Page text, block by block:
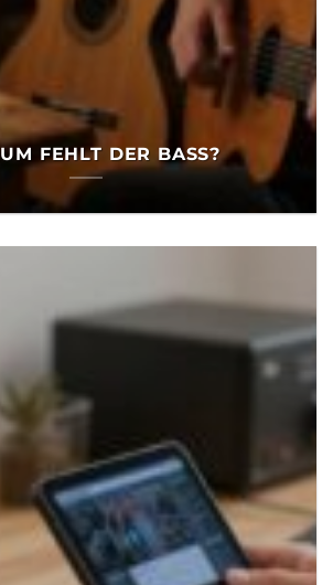
FEHLT DER BASS?